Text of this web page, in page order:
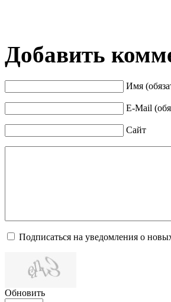
Добавить
Имя
E-Mail
Сайт
Подписаться на уведомления о
Обновить